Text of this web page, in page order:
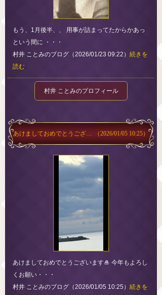
もう、1月後半、、 用事が詰まってたからかあっ
という間に ・・・
村井 ことみのブログ（2026/01/23 09:22） 続きを
読む
村井 ことみのプロフィール
あけましておめでとうございます （2026/01/05 10:25）
あけましておめでとうございます🎍 今年もよろし
くお願い・・・
村井 ことみのブログ（2026/01/05 10:25） 続きを